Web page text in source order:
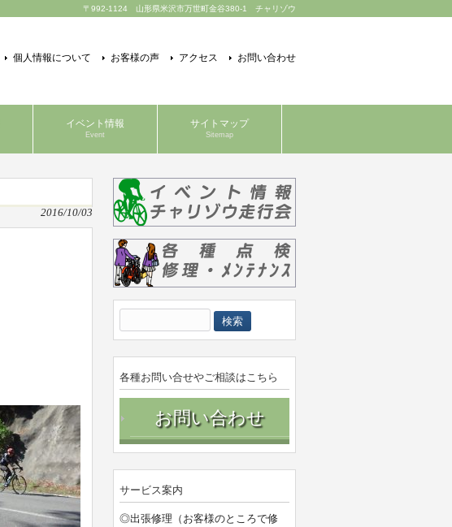
〒992-1124 山形県米沢市万世町金谷380-1 チャリゾウ
個人情報について お客様の声 アクセス お問い合わせ
イベント情報
Event
サイトマップ
Sitemap
2016/10/03
索:
各種お問い合せやご相談はこちら
お問い合わせ
サービス案内
◎出張修理（お客様のところで修